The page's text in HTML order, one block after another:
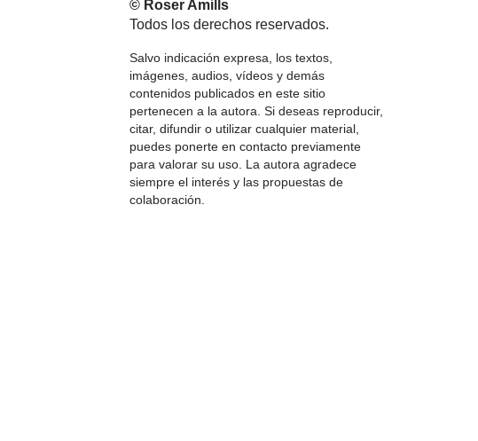
© Roser Amills
Todos los derechos reservados.
Salvo indicación expresa, los textos,
imágenes, audios, vídeos y demás
contenidos publicados en este sitio
pertenecen a la autora. Si deseas reproducir,
citar, difundir o utilizar cualquier material,
puedes ponerte en contacto previamente
para valorar su uso. La autora agradece
siempre el interés y las propuestas de
colaboración.